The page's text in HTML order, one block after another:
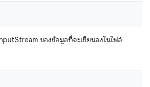
ของข้อมูลที่จะเขียนลงในไฟล์